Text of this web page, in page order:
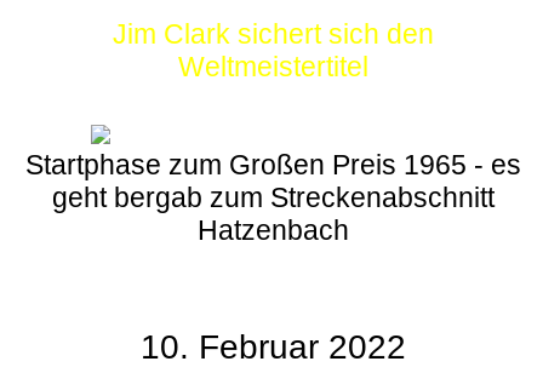
Jim Clark sichert sich den
Weltmeistertitel
Startphase zum Großen Preis 1965 - es
geht bergab zum Streckenabschnitt
Hatzenbach
10. Februar 2022